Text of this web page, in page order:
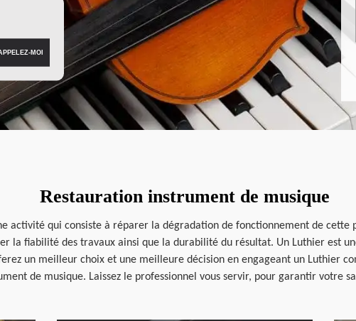
Restauration instrument de musique
activité qui consiste à réparer la dégradation de fonctionnement de cette
la fiabilité des travaux ainsi que la durabilité du résultat. Un Luthier est
un meilleur choix et une meilleure décision en engageant un Luthier
de musique. Laissez le professionnel vous servir, pour garantir votre